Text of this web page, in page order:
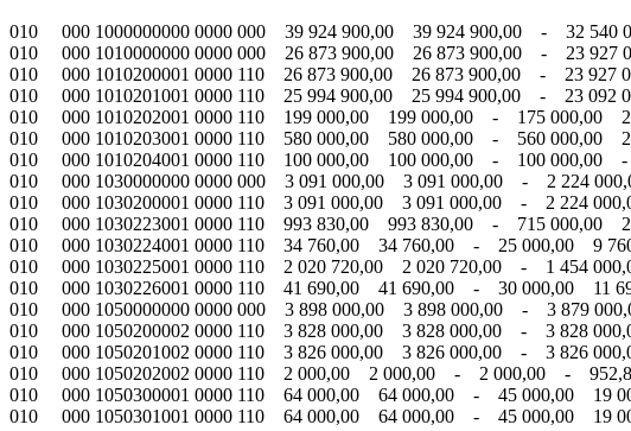
010 000 1000000000 0000 000 39 924 900,00 39 924 900,00 - 32
010 000 1010000000 0000 000 26 873 900,00 26 873 900,00 - 23
010 000 1010200001 0000 110 26 873 900,00 26 873 900,00 - 23
010 000 1010201001 0000 110 25 994 900,00 25 994 900,00 - 23
010 000 1010202001 0000 110 199 000,00 199 000,00 - 175
010 000 1010203001 0000 110 580 000,00 580 000,00 - 560 000,00
010 000 1010204001 0000 110 100 000,00 100 000,00 - 100
010 000 1030000000 0000 000 3 091 000,00 3 091 000,00 - 2 224
010 000 1030200001 0000 110 3 091 000,00 3 091 000,00 - 2 224
010 000 1030223001 0000 110 993 830,00 993 830,00 - 715 000,00
010 000 1030224001 0000 110 34 760,00 34 760,00 - 25 000,00 9
010 000 1030225001 0000 110 2 020 720,00 2 020 720,00 - 1 454
010 000 1030226001 0000 110 41 690,00 41 690,00 - 30 000,00 11
010 000 1050000000 0000 000 3 898 000,00 3 898 000,00 - 3 879
010 000 1050200002 0000 110 3 828 000,00 3 828 000,00 - 3 828
010 000 1050201002 0000 110 3 826 000,00 3 826 000,00 - 3 826
010 000 1050202002 0000 110 2 000,00 2 000,00 - 2 000,00 -
010 000 1050300001 0000 110 64 000,00 64 000,00 - 45 000,00 19
010 000 1050301001 0000 110 64 000,00 64 000,00 - 45 000,00 19